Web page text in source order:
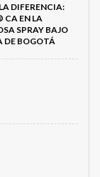
DIFERENCIA:
CA EN LA
SPRAY BAJO
DE BOGOTÁ